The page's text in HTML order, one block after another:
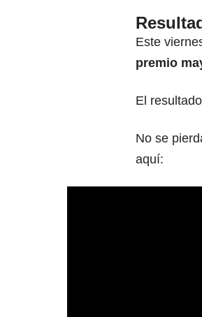
Este
premio
El
No se
aquí: